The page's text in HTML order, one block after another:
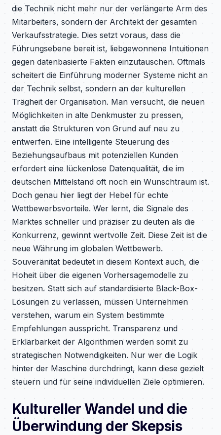
die Technik nicht mehr nur der verlängerte Arm des
Mitarbeiters, sondern der Architekt der gesamten
Verkaufsstrategie. Dies setzt voraus, dass die
Führungsebene bereit ist, liebgewonnene Intuitionen
gegen datenbasierte Fakten einzutauschen. Oftmals
scheitert die Einführung moderner Systeme nicht an
der Technik selbst, sondern an der kulturellen
Trägheit der Organisation. Man versucht, die neuen
Möglichkeiten in alte Denkmuster zu pressen,
anstatt die Strukturen von Grund auf neu zu
entwerfen. Eine intelligente Steuerung des
Beziehungsaufbaus mit potenziellen Kunden
erfordert eine lückenlose Datenqualität, die im
deutschen Mittelstand oft noch ein Wunschtraum ist.
Doch genau hier liegt der Hebel für echte
Wettbewerbsvorteile. Wer lernt, die Signale des
Marktes schneller und präziser zu deuten als die
Konkurrenz, gewinnt wertvolle Zeit. Diese Zeit ist die
neue Währung im globalen Wettbewerb.
Souveränität bedeutet in diesem Kontext auch, die
Hoheit über die eigenen Vorhersagemodelle zu
besitzen. Statt sich auf standardisierte Black-Box-
Lösungen zu verlassen, müssen Unternehmen
verstehen, warum ein System bestimmte
Empfehlungen ausspricht. Transparenz und
Erklärbarkeit der Algorithmen werden somit zu
strategischen Notwendigkeiten. Nur wer die Logik
hinter der Maschine durchdringt, kann diese gezielt
steuern und für seine individuellen Ziele optimieren.
Kultureller Wandel und die
Überwindung der Skepsis